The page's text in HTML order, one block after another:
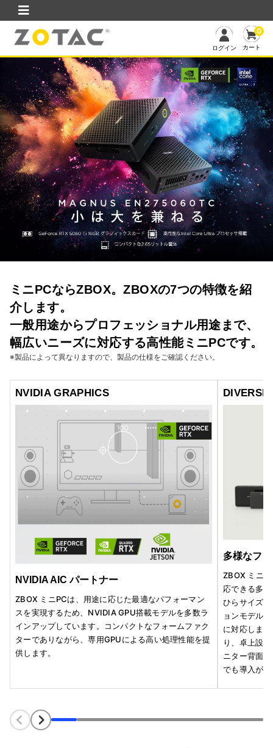
ログイン
0
カート
ミニPCならZBOX。ZBOXの7つの特徴を紹
介します。
一般用途からプロフェッショナル用途まで、
幅広いニーズに対応する高性能ミニPCです。
※製品によって異なりますので、製品の仕様をご確認ください。
NVIDIA GRAPHICS
NVIDIA AIC パートナー
ZBOX ミニPCは、用途に応じた最適なパフォーマン
スを実現するため、NVIDIA GPU搭載モデルを多数ラ
インアップしています。コンパクトなフォームファク
ターでありながら、専用GPUによる高い処理性能を提
供します。
多様なフ
ZBOX ミニ
応できる多
ひらサイズ
ョンモデル
に対応しま
り、卓上設
ニター背面
でも導入が